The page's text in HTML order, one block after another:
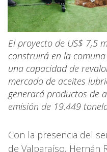
El proyecto de US$ 7,5
construirá en la
una capacidad de
mercado de aceites
generará productos de
emisión de 19.449
Con la presencia del
de Valparaíso, Hernán